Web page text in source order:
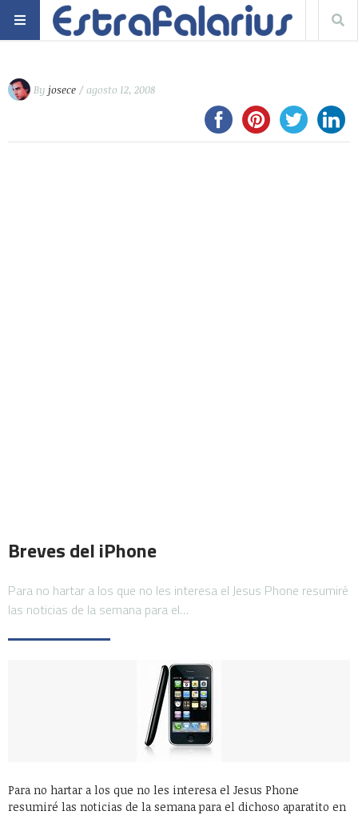
By josece / agosto 12, 2008
Breves del iPhone
Para no hartar a los que no les interesa el Jesus Phone resumiré
las noticias de la semana para el…
Para no hartar a los que no les interesa el Jesus Phone
resumiré las noticias de la semana para el dichoso aparatito en